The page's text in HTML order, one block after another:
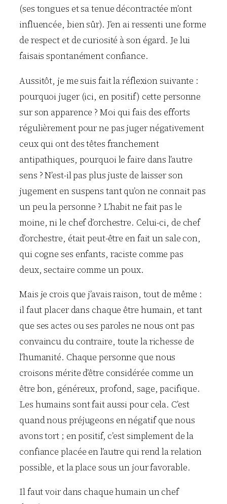
(ses tongues et sa tenue décontractée m’ont
influencée, bien sûr). J’en ai ressenti une forme
de respect et de curiosité à son égard. Je lui
faisais spontanément confiance.
Aussitôt, je me suis fait la réflexion suivante :
pourquoi juger (ici, en positif) cette personne
sur son apparence ? Moi qui fais des efforts
régulièrement pour ne pas juger négativement
ceux qui ont des têtes franchement
antipathiques, pourquoi le faire dans l’autre
sens ? N’est-il pas plus juste de laisser son
jugement en suspens tant qu’on ne connait pas
un peu la personne ? L’habit ne fait pas le
moine, ni le chef d’orchestre. Celui-ci, de chef
d’orchestre, était peut-être en fait un sale con,
qui cogne ses enfants, raciste comme pas
deux, sectaire comme un poux.
Mais je crois que j’avais raison, tout de même :
il faut placer dans chaque être humain, et tant
que ses actes ou ses paroles ne nous ont pas
convaincu du contraire, toute la richesse de
l’humanité. Chaque personne que nous
croisons mérite d’être considérée comme un
être bon, généreux, profond, sage, pacifique.
Les humains sont fait aussi pour cela. C’est
quand nous préjugeons en négatif que nous
avons tort ; en positif, c’est simplement de la
confiance placée en l’autre qui rend la relation
possible, et la place sous un jour favorable.
Il faut voir dans chaque humain un chef